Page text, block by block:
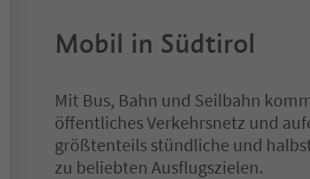
Mobil in Südtirol
Mit Bus, Bahn und Seilbahn
öffentliches Verkehrsnetz und
größtenteils stündliche und
zu beliebten Ausflugszielen.